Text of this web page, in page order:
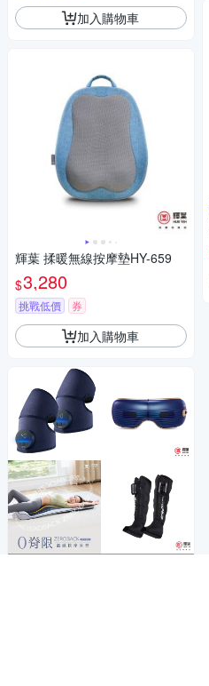
加入購物車
輝葉 揉暖無線按摩墊HY-659
$3,280
挑戰低價 券
加入購物車